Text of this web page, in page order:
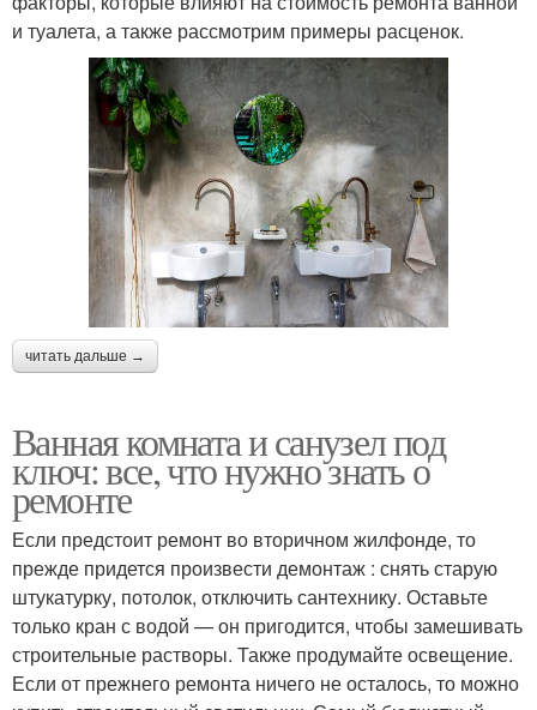
и туалета, а также рассмотрим примеры расценок.
читать дальше →
Ванная комната и санузел под
ключ: все, что нужно знать о
ремонте
Если предстоит ремонт во вторичном жилфонде, то
прежде придется произвести демонтаж : снять старую
штукатурку, потолок, отключить сантехнику. Оставьте
только кран с водой — он пригодится, чтобы замешивать
строительные растворы. Также продумайте освещение.
Если от прежнего ремонта ничего не осталось, то можно